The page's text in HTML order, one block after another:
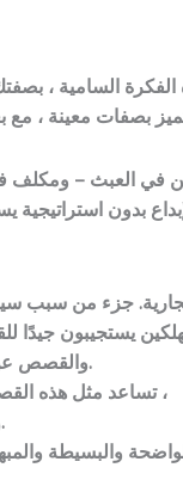
الفكرة السامية ،
في العبث – ومكلف
جزء من سبب
والقصص عن المستهلكين مثلهم تمامًا وقصص الأمل.
تساعد مثل هذه القصص في تكوين علاقة عاطفية مع الشركة ،
والتي بدورها يمكن أن تغرس ولاء العملاء.